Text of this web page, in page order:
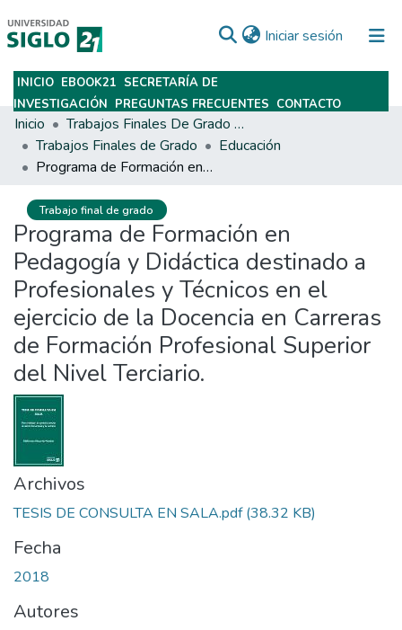
Iniciar sesión (current)
Subir
INICIO EBOOK21 SECRETARÍA DE
INVESTIGACIÓN PREGUNTAS FRECUENTES CONTACTO
Inicio
Trabajos Finales De Grado Y Posgrado
Trabajos Finales de Grado
Educación
Programa de Formación en Pedagogía y Didáctica destinado a Profesionales y Técnicos en el ejercicio de la Docencia en Carreras de Formación Profesional Superior del Nivel Terciario.
Trabajo final de grado
Programa de Formación en
Pedagogía y Didáctica destinado a
Profesionales y Técnicos en el
ejercicio de la Docencia en Carreras
de Formación Profesional Superior
del Nivel Terciario.
Archivos
TESIS DE CONSULTA EN SALA.pdf(38.32 KB)
Fecha
2018
Autores